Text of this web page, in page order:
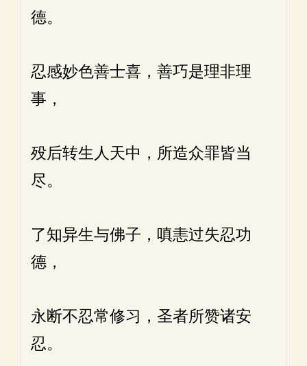
德。
忍感妙色善士喜，善巧是理非理
事，
殁后转生人天中，所造众罪皆当
尽。
了知异生与佛子，嗔恚过失忍功
德，
永断不忍常修习，圣者所赞诸安
忍。